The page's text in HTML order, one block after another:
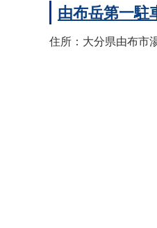
由布岳第一駐
住所：大分県由布市